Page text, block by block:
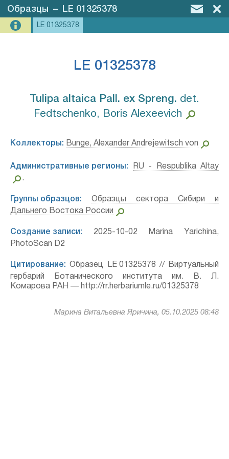
Образцы – LE 01325378
LE 01325378
LE 01325378
Tulipa altaica Pall. ex Spreng.⁣ det.
Fedtschenko, Boris Alexeevich
Коллекторы: Bunge, Alexander Andrejewitsch von
Административные регионы:
RU - Respublika Altay
.
Группы образцов:
Образцы сектора Сибири и
Дальнего Востока России
Создание записи: 2025-10-02 Marina Yarichina,
PhotoScan D2
Цитирование: Образец LE 01325378 // Виртуальный
гербарий Ботанического института им. В. Л.
Комарова РАН — http://rr.herbariumle.ru/01325378
Марина Витальевна Яричина, 05.10.2025 08:48